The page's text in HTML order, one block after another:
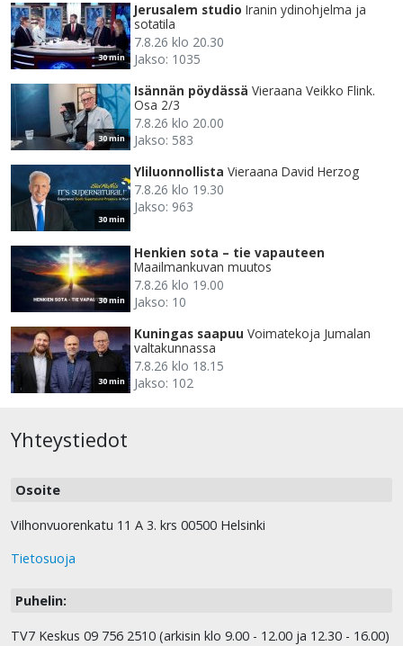
30 min
Jerusalem studio Iranin ydinohjelma ja
sotatila
7.8.26 klo 20.30
Jakso: 1035
30 min
Isännän pöydässä Vieraana Veikko Flink.
Osa 2/3
7.8.26 klo 20.00
Jakso: 583
30 min
Yliluonnollista Vieraana David Herzog
7.8.26 klo 19.30
Jakso: 963
30 min
Henkien sota – tie vapauteen
Maailmankuvan muutos
7.8.26 klo 19.00
Jakso: 10
30 min
Kuningas saapuu Voimatekoja Jumalan
valtakunnassa
7.8.26 klo 18.15
Jakso: 102
Yhteystiedot
Osoite
Vilhonvuorenkatu 11 A 3. krs 00500 Helsinki
Tietosuoja
Puhelin:
TV7 Keskus 09 756 2510 (arkisin klo 9.00 - 12.00 ja 12.30 - 16.00)